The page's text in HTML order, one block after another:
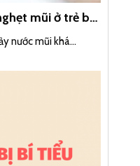
mũi ở trẻ bố
nước mũi khá...